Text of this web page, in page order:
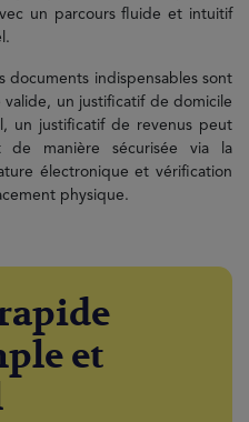
un parcours fluide et intuitif
documents indispensables sont
un justificatif de domicile
un justificatif de revenus peut
de manière sécurisée via la
électronique et vérification
physique.
et